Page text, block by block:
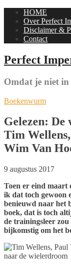
HOME
Over Perfect
Disclaimer &
Contact
Perfect
Omdat je niet in
Boekenwurm
Gelezen: De
Tim
Wim Van
9 augustus 2017
Toen er eind maart
ik dat toch gewoon
benieuwd naar het
boek, dat is toch
de trainingsleer
bijkomstig om het